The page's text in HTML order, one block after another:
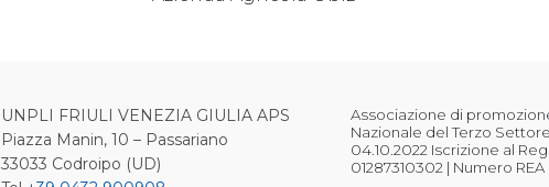
UNPLI FRIULI VENEZIA GIULIA APS
Piazza Manin, 10 – Passariano
33033 Codroipo (UD)
Associazione di
Nazionale del Terzo
04.10.2022 Iscrizione al
01287310302 | Numero REA